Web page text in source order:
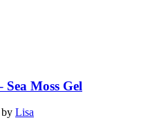
Moss Gel
by Lisa